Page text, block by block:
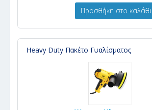
Προσθήκη στο καλάθι
Heavy Duty Πακέτο Γυαλίσματος